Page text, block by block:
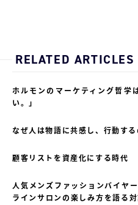
RELATED ARTICLES
ホルモンのマーケティング哲学
い。」
なぜ人は物語に共感し、行動す
顧客リストを資産化にする時代
人気メンズファッションバイヤ
ラインサロンの楽しみ方を語る